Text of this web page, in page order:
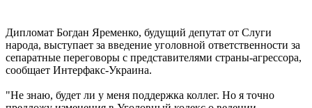
Дипломат Богдан Яременко, будущий депутат от Слуги
народа, выступает за введение уголовной ответственности за
сепаратные переговоры с представителями страны-агрессора,
сообщает Интерфакс-Украина.
"Не знаю, будет ли у меня поддержка коллег. Но я точно